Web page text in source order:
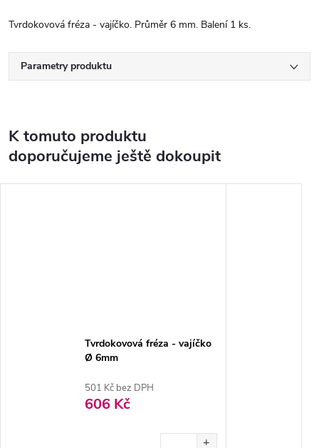
Tvrdokovová fréza - vajíčko. Průměr 6 mm. Balení 1 ks.
Parametry produktu
K tomuto produktu
doporučujeme ještě dokoupit
Tvrdokovová fréza - vajíčko
Ø 6mm
501 Kč bez DPH
606 Kč